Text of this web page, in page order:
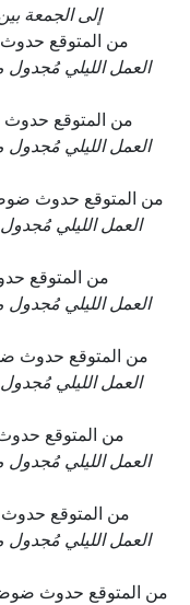
إلى الجمعة بين الساعة 8:00
من المتوقع
العمل الليلي مُجدول
من المتوقع
العمل الليلي مُجدول
من المتوقع حدوث
العمل الليلي
من المتوقع
العمل الليلي مُجدول
من المتوقع حدوث
العمل الليلي
من المتوقع
العمل الليلي مُجدول
من المتوقع
العمل الليلي مُجدول
من المتوقع حدوث